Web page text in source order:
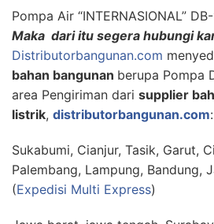
Pompa Air “INTERNASIONAL”
Maka dari itu segera hubungi
Distributorbangunan.com
bahan bangunan berupa Pompa
area Pengiriman dari supplier
listrik, distributorbangunan.com:
Sukabumi, Cianjur, Tasik, Garut,
Palembang, Lampung, Bandung,
(Expedisi Multi Express)